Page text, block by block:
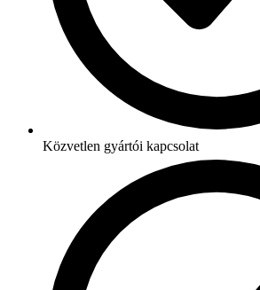
Közvetlen gyártói kapcsolat